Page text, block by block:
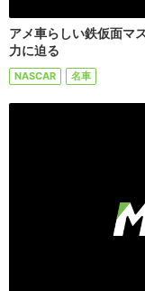
アメ車らしい鉄仮面マ
力に迫る
NASCAR 名車